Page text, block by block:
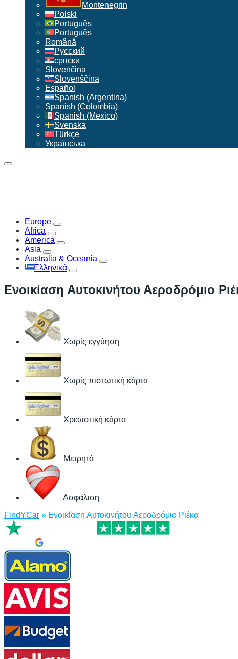
Montenegrin
Polski
Português
Português
Română
Русский
српски
Slovenčina
Slovenščina
Español
Spanish (Argentina)
Spanish (Colombia)
Spanish (Mexico)
Svenska
Türkçe
Українська
Europe
Africa
America
Asia
Australia & Oceania
Ελληνικά
Ενοικίαση Αυτοκινήτου Αεροδρόμιο
Χωρίς εγγύηση
Χωρίς πιστωτική κάρτα
Χρεωστική κάρτα
Μετρητά
Ασφάλιση
FindYCar » Ενοικίαση Αυτοκινήτου Αεροδρόμιο Ριέκα